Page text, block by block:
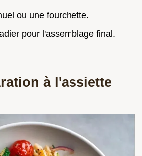
ou une fourchette.
pour l'assemblage final.
à l'assiette